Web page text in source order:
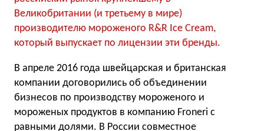
Великобритании (и третьему в мире)
производителю мороженого R&R Ice Cream,
который выпускает по лицензии эти бренды.
В апреле 2016 года швейцарская и британская
компании договорились об объединении
бизнесов по производству мороженого и
мороженых продуктов в компанию Froneri с
равными долями. В России совместное